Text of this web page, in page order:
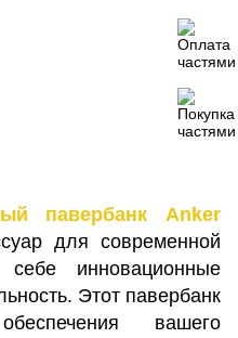
павербанк Anker
для современной
инновационные
Этот павербанк
вашего